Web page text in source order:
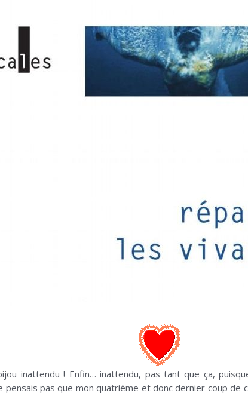
inattendu ! Enfin… inattendu, pas tant que ça,
pensais pas que mon quatrième et donc dernier coup de